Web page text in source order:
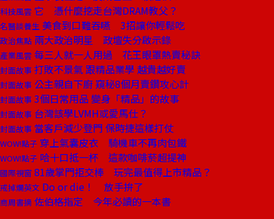
科技風雲 它 憑什麼挖走台灣DRAM教父？
名醫談養生 美食到口難吞嚥 3招讓你輕鬆吃
政治焦點 兩大政治明星 政壇失分啟示錄
產業風雲 每三人就一人用過 花王眼罩熱賣秘訣
封面故事 打敗不景氣 跟精品業學 越貴越好賣
封面故事 公主親自下廚 窺秘8個月賣鑽攻心計
封面故事 3個日常用品 變身「精品」的故事
封面故事 台灣該學LVMH或愛馬仕？
封面故事 當客戶減少登門 保時捷這樣打仗
WOW!點子 穿上氣囊皮衣 騎機車不再肉包鐵
WOW!點子 哈十口抵一杯 這款咖啡菸超提神
國際視窗 81歲掌門拒交棒 玩完最值得上市精品？
戒掉爛英文 Do or die！ 放手拚了
商周書摘 佐伯格指定 今年必讀的一本書